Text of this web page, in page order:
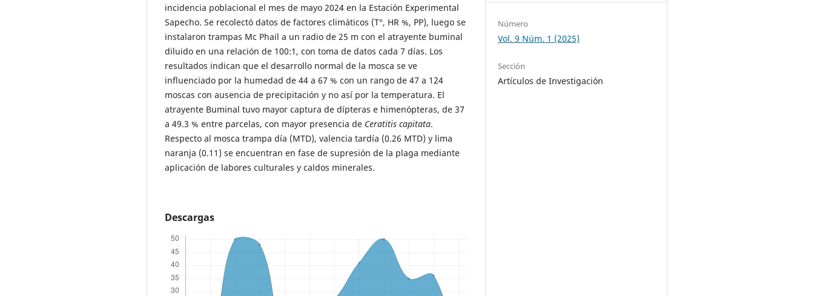
incidencia poblacional el mes de mayo 2024 en la Estación Experimental
Sapecho. Se recolectó datos de factores climáticos (T°, HR %, PP), luego se
instalaron trampas Mc Phail a un radio de 25 m con el atrayente buminal
diluido en una relación de 100:1, con toma de datos cada 7 días. Los
resultados indican que el desarrollo normal de la mosca se ve
influenciado por la humedad de 44 a 67 % con un rango de 47 a 124
moscas con ausencia de precipitación y no así por la temperatura. El
atrayente Buminal tuvo mayor captura de dípteras e himenópteras, de 37
a 49.3 % entre parcelas, con mayor presencia de Ceratitis capitata.
Respecto al mosca trampa día (MTD), valencia tardía (0.26 MTD) y lima
naranja (0.11) se encuentran en fase de supresión de la plaga mediante
aplicación de labores culturales y caldos minerales.
Descargas
Número
Vol. 9 Núm. 1 (2025)
Sección
Artículos de Investigación